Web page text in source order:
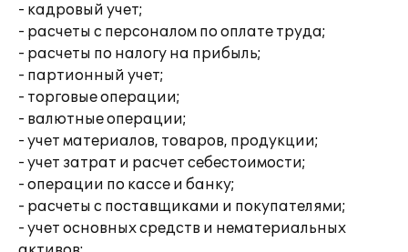
- кадровый учет;
- расчеты с персоналом по оплате труда;
- расчеты по налогу на прибыль;
- партионный учет;
- торговые операции;
- валютные операции;
- учет материалов, товаров, продукции;
- учет затрат и расчет себестоимости;
- операции по кассе и банку;
- расчеты с поставщиками и покупателями;
- учет основных средств и нематериальных